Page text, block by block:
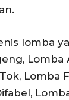
lomba
Lomba
Lomba